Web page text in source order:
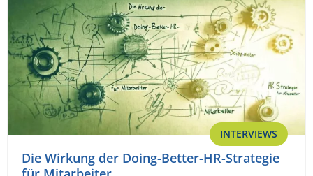
INTERVIEWS
Die Wirkung der Doing-Better-HR-Strategie